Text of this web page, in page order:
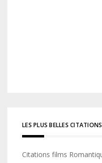
LES PLUS BELLES CITATIONS
Citations films